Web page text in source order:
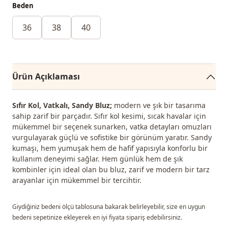
Beden
36 38 40
Ürün Açıklaması
Sıfır Kol, Vatkalı, Sandy Bluz; modern ve şık bir tasarıma
sahip zarif bir parçadır. Sıfır kol kesimi, sıcak havalar için
mükemmel bir seçenek sunarken, vatka detayları omuzları
vurgulayarak güçlü ve sofistike bir görünüm yaratır. Sandy
kumaşı, hem yumuşak hem de hafif yapısıyla konforlu bir
kullanım deneyimi sağlar. Hem günlük hem de şık
kombinler için ideal olan bu bluz, zarif ve modern bir tarz
arayanlar için mükemmel bir tercihtir.
Giydiğiniz bedeni ölçü tablosuna bakarak belirleyebilir, size en uygun
bedeni sepetinize ekleyerek en iyi fiyata sipariş edebilirsiniz.